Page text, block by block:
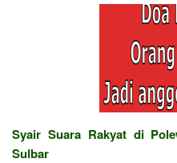
Syair Suara Rakyat di
Sulbar